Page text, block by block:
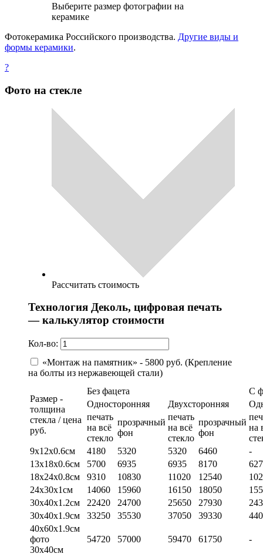
Выберите размер фотографии на
керамике
Фотокерамика Российского производства. Другие виды и
формы керамики.
?
Фото на стекле
Рассчитать стоимость
Технология Деколь, цифровая печать
— калькулятор стоимости
Кол-во:
«Монтаж на памятник» - 5800 руб. (Крепление
на болты из нержавеющей стали)
Размер -
толщина
стекла / цена
руб.
Без фацета
С
Односторонняя
Двухсторонняя
печать
на всё
стекло
прозрачный
фон
печать
на всё
стекло
прозрачный
фон
на
9х12х0.6см
4180 5320 5320 6460
-
13х18х0.6см
5700 6935 6935 8170
18х24х0.8см
9310 10830 11020 12540
24х30х1см
14060 15960 16150 18050
30х40х1.2см
22420 24700 25650 27930
30х40х1.9см
33250 35530 37050 39330
40х60х1.9см
фото
30х40см
54720 57000 59470 61750 -